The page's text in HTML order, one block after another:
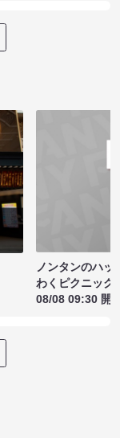
ノンタンのハッ
わくピクニック
08/08 09:30 開